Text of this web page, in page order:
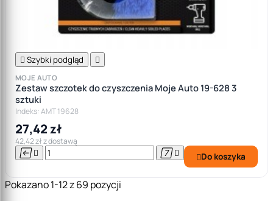
 Szybki podgląd 
MOJE AUTO
Zestaw szczotek do czyszczenia Moje Auto 19-628 3
sztuki
Indeks: AMT 19628
27,42 zł
42,42 zł z dostawą
    Do koszyka
Pokazano 1-12 z 69 pozycji